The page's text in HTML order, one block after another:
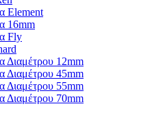
Element
16mm
Fly
Διαμέτρου 12mm
Διαμέτρου 45mm
Διαμέτρου 55mm
Διαμέτρου 70mm